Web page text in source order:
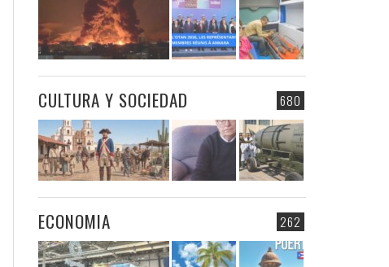
680
CULTURA Y SOCIEDAD
262
ECONOMIA